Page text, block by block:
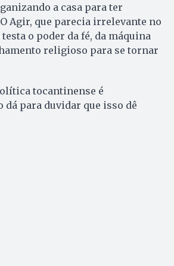
a casa para ter
Agir, que parecia irrelevante no
o poder da fé, da máquina
religioso para se tornar
tocantinense é
para duvidar que isso dê